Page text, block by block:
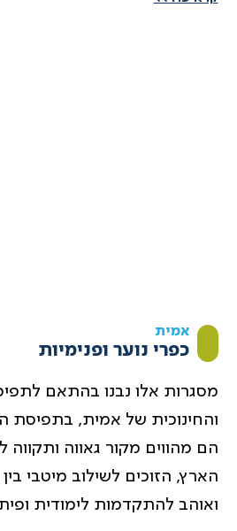
אמית
כפרי נוער ופנימיות
מסגרות אלו נבנו בהתאם
והחינוכית של אמית,
הם מהווים מקור גאווה
הארץ, הזוכים לשילוב מיטבי
ואוהב להתקדמות לימודית